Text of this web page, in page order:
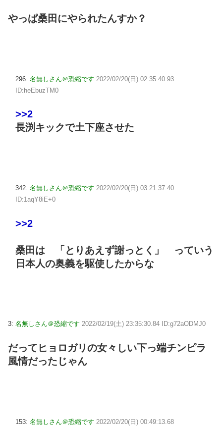
やっぱ桑田にやられたんすか？
296: 名無しさん＠恐縮です 2022/02/20(日) 02:35:40.93
ID:heEbuzTM0
>>2
長渕キックで土下座させた
342: 名無しさん＠恐縮です 2022/02/20(日) 03:21:37.40
ID:1aqY8iE+0
>>2
桑田は 「とりあえず謝っとく」 っていう
日本人の奥義を駆使したからな
3: 名無しさん＠恐縮です 2022/02/19(土) 23:35:30.84 ID:g72aODMJ0
だってヒョロガリの女々しい下っ端チンピラ
風情だったじゃん
153: 名無しさん＠恐縮です 2022/02/20(日) 00:49:13.68